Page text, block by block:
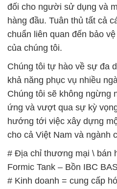
đối cho người sử dụng và
hàng đầu. Tuân thủ tất cả
chuẩn liên quan đến bảo
của chúng tôi.
Chúng tôi tự hào về sự đa
khả năng phục vụ nhiều
Chúng tôi sẽ không ngừng
ứng và vượt qua sự kỳ
hướng tới việc xây dựng
cho cả Việt Nam và ngành
# Địa chỉ thương mại \ bán
Formic Tank – Bồn IBC
# Kinh doanh = cung cấp